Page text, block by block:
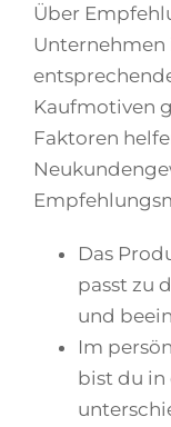
Über
Unternehmen
Kaufmotiven
Faktoren
Das
passt zu
und
Im
bist du in